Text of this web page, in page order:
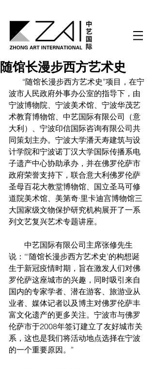
随馆⻓漫步⻄方艺术史
波市人民政府外事办公室的指导下，由
宁波博物院、宁波美术馆、宁波华茂艺
术教育博物馆、中艺国际有限公司（意
大利）、宁波印信国际咨询有限公司共
同策划主办。宁波大学潘天寿建筑与设
计学院和宁波诺丁汉大学国际传播系电
子遗产中心协助承办，并在佛罗伦萨市
政府荣誉支持下，联合意大利佛罗伦萨
圣母百花大教堂博物馆、国立圣马可修
道院美术馆、美第奇·里卡迪宫博物馆三
大国家级文物保护研究机构展开了一系
列文艺复兴艺术专题讲座。
说：“‘随馆长漫步西方艺术史’的构想诞
生于新冠疫情时期，旨在激发人们对佛
罗伦萨这座城市的兴趣，同时吸引来自
国内的专家学者、潜在游客、旅游业从
业者、媒体记者以及博主对佛罗伦萨丰
富文化遗产的更多关注。宁波市与佛罗
伦萨市于2008年签订建立了友好城市关
系，这也是我们将活动地点选择在宁波
的一个重要原因。”